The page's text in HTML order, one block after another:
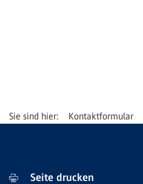
Kontaktformular
Seite drucken